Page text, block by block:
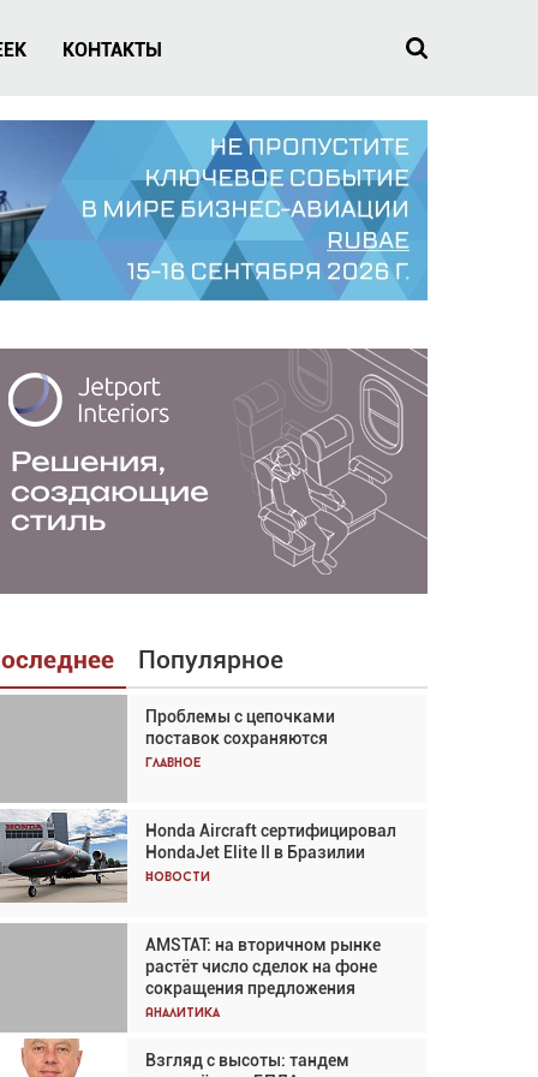
КОНТАКТЫ
Популярное
Проблемы с цепочками
поставок сохраняются
Главное
Honda Aircraft сертифицировал
HondaJet Elite II в Бразилии
Новости
AMSTAT: на вторичном рынке
растёт число сделок на фоне
сокращения предложения
Аналитика
Взгляд с высоты: тандем
Взгляд с высоты: тандем
вертолётов и БПЛА в
спасательных операциях
Авиационный фотограф Дэйв
Кох: «Фотография говорит сама
за себя... а ИИ всё портит»
Проблемы с цепочками
поставок сохраняются
Аналитика
Частный самолёт – это актив.